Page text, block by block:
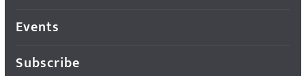
Events
Subscribe